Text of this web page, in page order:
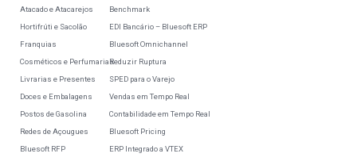
Atacado e Atacarejos
Hortifrúti e Sacolão
Franquias
Cosméticos e Perfumarias
Livrarias e Presentes
Doces e Embalagens
Postos de Gasolina
Redes de Açougues
Bluesoft RFP
Benchmark
EDI Bancário – Bluesoft ERP
Bluesoft Omnichannel
Reduzir Ruptura
SPED para o Varejo
Vendas em Tempo Real
Contabilidade em Tempo Real
Bluesoft Pricing
ERP Integrado a VTEX